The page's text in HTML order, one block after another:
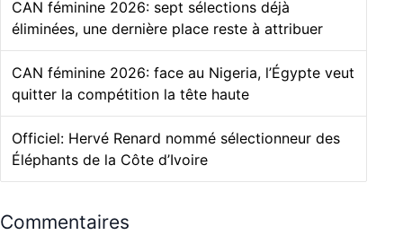
CAN féminine 2026: sept sélections déjà
éliminées, une dernière place reste à attribuer
CAN féminine 2026: face au Nigeria, l’Égypte veut
quitter la compétition la tête haute
Officiel: Hervé Renard nommé sélectionneur des
Éléphants de la Côte d’Ivoire
Commentaires